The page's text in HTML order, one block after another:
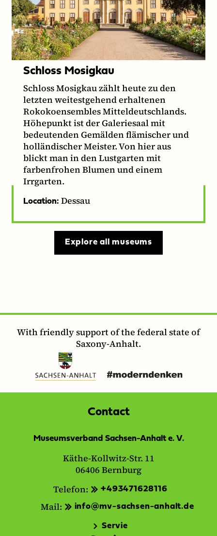
Schloss Mosigkau
Schloss Mosigkau zählt heute zu den
letzten weitestgehend erhaltenen
Rokokoensembles Mitteldeutschlands.
Höhepunkt ist der Galeriesaal mit
bedeutenden Gemälden flämischer und
holländischer Meister. Von hier aus
blickt man in den Lustgarten mit
farbenfrohen Blumen und einem
Irrgarten.
Location: Dessau
Explore all museums
With friendly support of the federal state of
Saxony-Anhalt.
Contact
Museumsverband Sachsen-Anhalt e. V.
Käthe-Kollwitz-Str. 11
06406 Bernburg
Telefon:
+493471628116
Mail: info@mv-sachsen-anhalt.de
Servie